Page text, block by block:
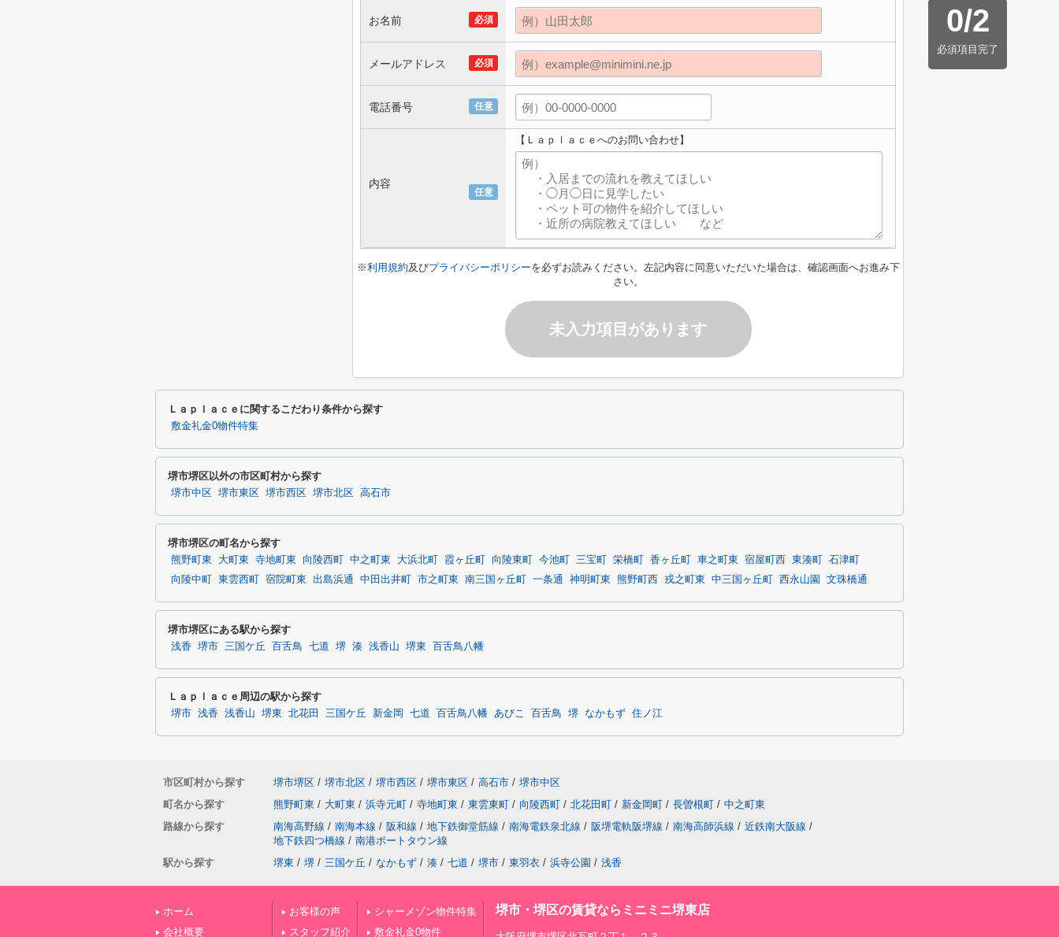
0/2
必須項目完了
必須
お名前
必須
メールアドレス
任意
電話番号
任意
内容
【Ｌａｐｌａｃｅへのお問い合わせ】
※利用規約及びプライバシーポリシーを必ずお読みください。左記内容に同意いただいた場合は、確認画面へお進み下
さい。
未入力項目があります
Ｌａｐｌａｃｅに関するこだわり条件から探す
敷金礼金0物件特集
堺市堺区以外の市区町村から探す
堺市中区 堺市東区 堺市西区 堺市北区 高石市
堺市堺区の町名から探す
熊野町東 大町東 寺地町東 向陵西町 中之町東 大浜北町 霞ヶ丘町 向陵東町 今池町 三宝町 栄橋町 香ヶ丘町 車之町東 宿屋町西 東湊町
石津町
向陵中町
東雲西町 宿院町東 出島浜通 中田出井町 市之町東 南三国ヶ丘町 一条通 神明町東 熊野町西 戎之町東 中三国ヶ丘町 西永山園 文珠橋通
堺市堺区にある駅から探す
浅香 堺市 三国ケ丘 百舌鳥 七道 堺 湊 浅香山 堺東 百舌鳥八幡
Ｌａｐｌａｃｅ周辺の駅から探す
堺市 浅香 浅香山 堺東 北花田 三国ケ丘 新金岡 七道 百舌鳥八幡 あびこ 百舌鳥 堺 なかもず 住ノ江
市区町村から探す 堺市堺区 / 堺市北区 / 堺市西区 / 堺市東区 / 高石市 / 堺市中区
町名から探す
熊野町東 / 大町東 / 浜寺元町 / 寺地町東 / 東雲東町 / 向陵西町 / 北花田町 / 新金岡町 / 長曽根町 / 中之町東
路線から探す
南海高野線 / 南海本線 / 阪和線 / 地下鉄御堂筋線 / 南海電鉄泉北線 / 阪堺電軌阪堺線 / 南海高師浜線 / 近鉄南大阪線 /
地下鉄四つ橋線 / 南港ポートタウン線
駅から探す
堺東 / 堺 / 三国ケ丘 / なかもず / 湊 / 七道 / 堺市 / 東羽衣 / 浜寺公園 / 浅香
ホーム
会社概要
お客様の声
スタッフ紹介
シャーメゾン物件特集
敷金礼金0物件
堺市・堺区の賃貸ならミニミニ堺東店